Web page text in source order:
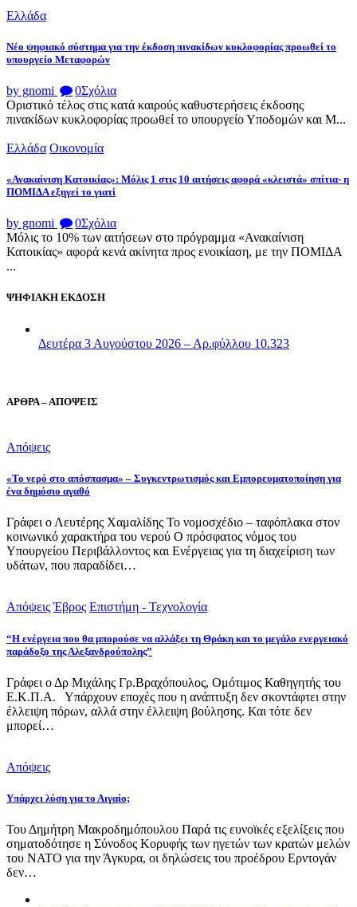
Ελλάδα
Νέο ψηφιακό σύστημα για την έκδοση πινακίδων κυκλοφορίας προωθεί το
υπουργείο Μεταφορών
by gnomi 0Σχόλια
Οριστικό τέλος στις κατά καιρούς καθυστερήσεις έκδοσης
πινακίδων κυκλοφορίας προωθεί το υπουργείο Υποδομών και Μ...
Ελλάδα Οικονομία
«Ανακαίνιση Κατοικίας»: Μόλις 1 στις 10 αιτήσεις αφορά «κλειστά» σπίτια- η
ΠΟΜΙΔΑ εξηγεί το γιατί
by gnomi 0Σχόλια
Μόλις το 10% των αιτήσεων στο πρόγραμμα «Ανακαίνιση
Κατοικίας» αφορά κενά ακίνητα προς ενοικίαση, με την ΠΟΜΙΔΑ
...
ΨΗΦΙΑΚΗ ΕΚΔΟΣΗ
Δευτέρα 3 Αυγούστου 2026 – Αρ.φύλλου 10.323
ΑΡΘΡΑ – ΑΠΟΨΕΙΣ
Απόψεις
«Το νερό στο απόσπασμα» – Συγκεντρωτισμός και Εμπορευματοποίηση για
ένα δημόσιο αγαθό
Γράφει ο Λευτέρης Χαμαλίδης Το νομοσχέδιο – ταφόπλακα στον
κοινωνικό χαρακτήρα του νερού Ο πρόσφατος νόμος του
Υπουργείου Περιβάλλοντος και Ενέργειας για τη διαχείριση των
υδάτων, που παραδίδει…
Απόψεις Έβρος Επιστήμη - Τεχνολογία
“Η ενέργεια που θα μπορούσε να αλλάξει τη Θράκη και το μεγάλο ενεργειακό
παράδοξο της Αλεξανδρούπολης”
Γράφει ο Δρ Μιχάλης Γρ.Βραχόπουλος, Ομότιμος Καθηγητής του
Ε.Κ.Π.Α. Υπάρχουν εποχές που η ανάπτυξη δεν σκοντάφτει στην
έλλειψη πόρων, αλλά στην έλλειψη βούλησης. Και τότε δεν
μπορεί…
Απόψεις
Υπάρχει λύση για το Αιγαίο;
Του Δημήτρη Μακροδημόπουλου Παρά τις ευνοϊκές εξελίξεις που
σηματοδότησε η Σύνοδος Κορυφής των ηγετών των κρατών μελών
του ΝΑΤΟ για την Άγκυρα, οι δηλώσεις του προέδρου Ερντογάν
δεν…